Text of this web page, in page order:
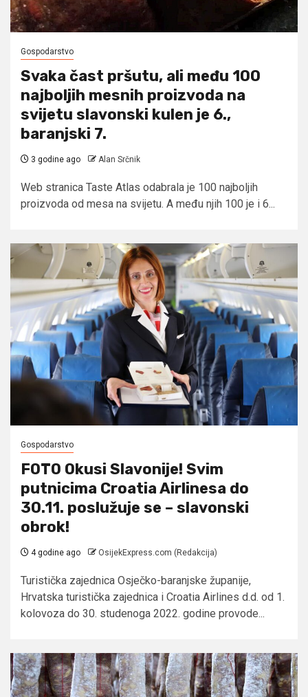
Gospodarstvo
Svaka čast pršutu, ali među 100
najboljih mesnih proizvoda na
svijetu slavonski kulen je 6.,
baranjski 7.
3 godine ago Alan Srčnik
Web stranica Taste Atlas odabrala je 100 najboljih
proizvoda od mesa na svijetu. A među njih 100 je i 6...
Gospodarstvo
FOTO Okusi Slavonije! Svim
putnicima Croatia Airlinesa do
30.11. poslužuje se – slavonski
obrok!
4 godine ago OsijekExpress.com (Redakcija)
Turistička zajednica Osječko-baranjske županije,
Hrvatska turistička zajednica i Croatia Airlines d.d. od 1.
kolovoza do 30. studenoga 2022. godine provode...